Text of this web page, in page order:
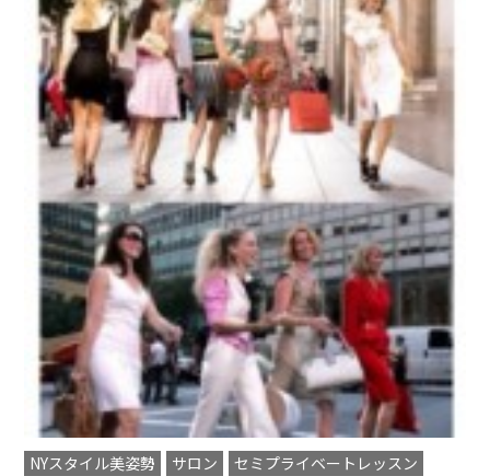
NYスタイル美姿勢 サロン
セミプライベートレッスン